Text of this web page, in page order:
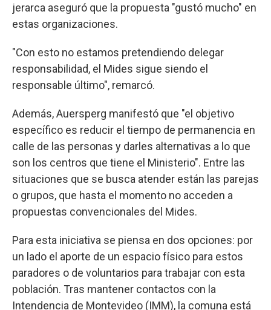
jerarca aseguró que la propuesta "gustó mucho" en
estas organizaciones.
"Con esto no estamos pretendiendo delegar
responsabilidad, el Mides sigue siendo el
responsable último", remarcó.
Además, Auersperg manifestó que "el objetivo
específico es reducir el tiempo de permanencia en
calle de las personas y darles alternativas a lo que
son los centros que tiene el Ministerio". Entre las
situaciones que se busca atender están las parejas
o grupos, que hasta el momento no acceden a
propuestas convencionales del Mides.
Para esta iniciativa se piensa en dos opciones: por
un lado el aporte de un espacio físico para estos
paradores o de voluntarios para trabajar con esta
población. Tras mantener contactos con la
Intendencia de Montevideo (IMM), la comuna está